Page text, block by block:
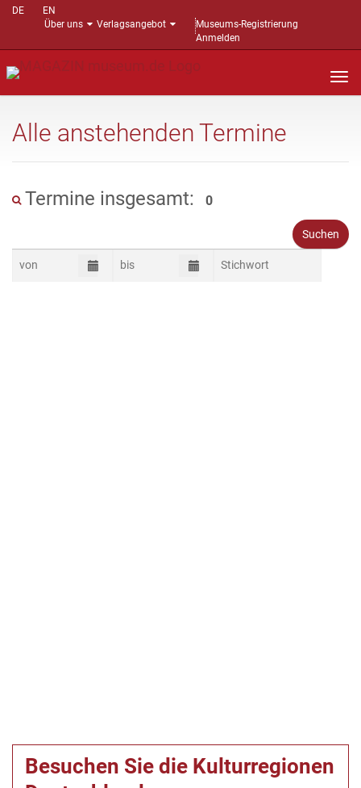
DE
EN
Über uns
Verlagsangebot
Museums-Registrierung
Anmelden
Alle anstehenden Termine
Termine insgesamt: 0
Besuchen Sie die Kulturregionen